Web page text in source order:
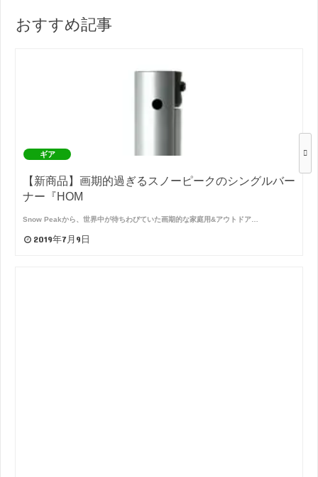
おすすめ記事
ギア
【新商品】画期的過ぎるスノーピークのシングルバー
ナー『HOM
Snow Peakから、世界中が待ちわびていた画期的な家庭用&アウトドア…
2019年7月9日